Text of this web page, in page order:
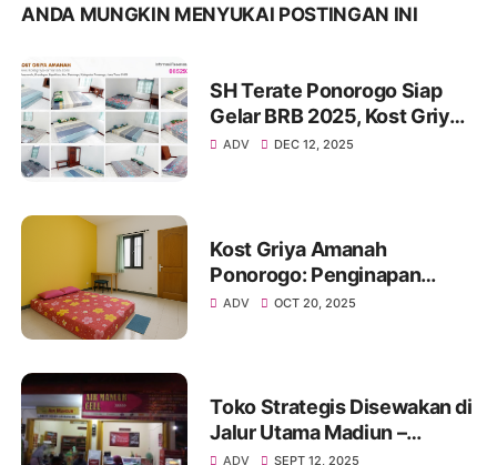
ANDA MUNGKIN MENYUKAI POSTINGAN INI
SH Terate Ponorogo Siap
Gelar BRB 2025, Kost Griya
Amanah Siapkan Hunian
ADV DEC 12, 2025
Kost Griya Amanah
Ponorogo: Penginapan
Nyaman dan Strategis untuk
ADV OCT 20, 2025
Toko Strategis Disewakan di
Jalur Utama Madiun –
Ponorogo, Cocok untuk
ADV SEPT 12, 2025